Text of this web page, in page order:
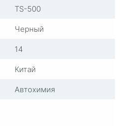
TS-500
Черный
14
Китай
Автохимия